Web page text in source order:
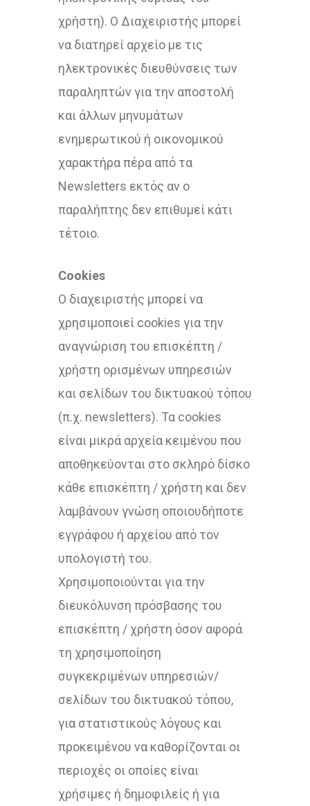
χρήστη). Ο Διαχειριστής μπορεί
να διατηρεί αρχείο με τις
ηλεκτρονικές διευθύνσεις των
παραληπτών για την αποστολή
και άλλων μηνυμάτων
ενημερωτικού ή οικονομικού
χαρακτήρα πέρα από τα
Newsletters εκτός αν ο
παραλήπτης δεν επιθυμεί κάτι
τέτοιο.
Cookies
Ο διαχειριστής μπορεί να
χρησιμοποιεί cookies για την
αναγνώριση του επισκέπτη /
χρήστη ορισμένων υπηρεσιών
και σελίδων του δικτυακού τόπου
(π.χ. newsletters). Τα cookies
είναι μικρά αρχεία κειμένου που
αποθηκεύονται στο σκληρό δίσκο
κάθε επισκέπτη / χρήστη και δεν
λαμβάνουν γνώση οποιουδήποτε
εγγράφου ή αρχείου από τον
υπολογιστή του.
Χρησιμοποιούνται για την
διευκόλυνση πρόσβασης του
επισκέπτη / χρήστη όσον αφορά
τη χρησιμοποίηση
συγκεκριμένων υπηρεσιών/
σελίδων του δικτυακού τόπου,
για στατιστικούς λόγους και
προκειμένου να καθορίζονται οι
περιοχές οι οποίες είναι
χρήσιμες ή δημοφιλείς ή για